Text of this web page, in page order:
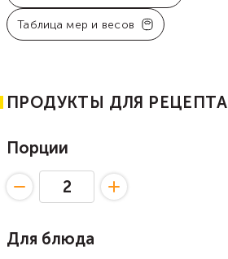
Таблица мер и весов
ПРОДУКТЫ ДЛЯ РЕЦЕПТА
Порции
Для блюда